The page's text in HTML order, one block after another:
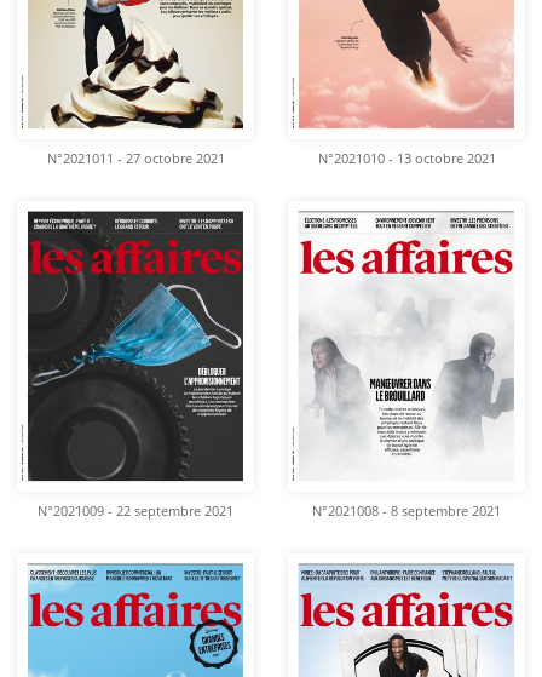
N°2021011 - 27 octobre 2021 N°2021010 - 13 octobre 2021
N°2021009 - 22 septembre 2021 N°2021008 - 8 septembre 2021